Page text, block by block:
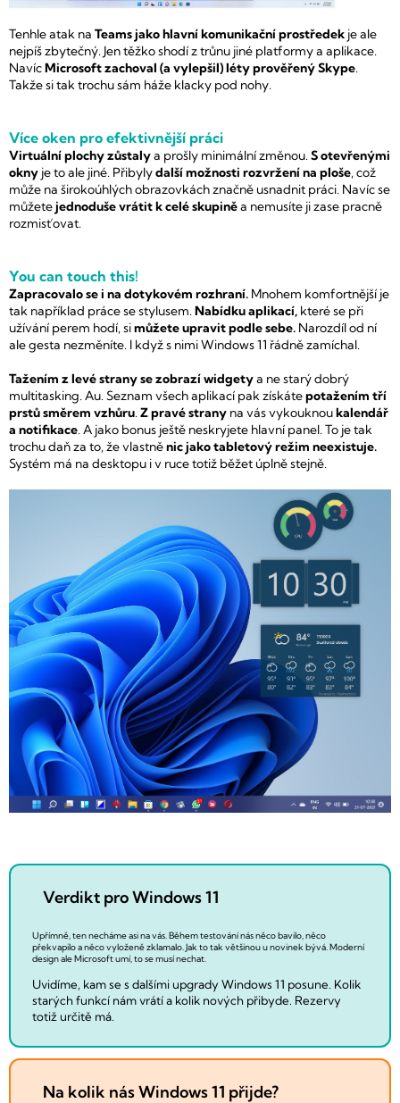
Tenhle atak na Teams jako hlavní komunikační prostředek je ale
nejpíš zbytečný. Jen těžko shodí z trůnu jiné platformy a aplikace.
NavícMicrosoft zachoval (a vylepšil) léty prověřený Skype.
Takže si tak trochu sám háže klacky pod nohy.
Více oken pro efektivnější práci
Virtuální plochy zůstalya prošly minimální změnou.S otevřenými
okny je to ale jiné. Přibylydalší možnosti rozvržení na ploše, což
může na širokoúhlých obrazovkách značně usnadnit práci. Navíc se
můžetejednoduše vrátit k celé skupiněa nemusíte ji zase pracně
rozmisťovat.
You can touch this!
Zapracovalo se i na dotykovém rozhraní. Mnohem komfortnější je
tak například práce se stylusem.Nabídku aplikací, které se při
užívání perem hodí, simůžete upravit podle sebe. Narozdíl od ní
ale gesta nezměníte. I když s nimi Windows 11 řádně zamíchal.
Tažením z levé strany se zobrazí widgetya ne starý dobrý
multitasking. Au. Seznam všech aplikací pak získátepotažením tří
prstů směrem vzhůru.Z pravé strany na vás vykouknoukalendář
a notifikace. A jako bonus ještě neskryjete hlavní panel. To je tak
trochu daň za to, že vlastněnic jako tabletový režim neexistuje.
Systém má na desktopu i v ruce totiž běžet úplně stejně.
Verdikt pro Windows 11
Upřímně, ten necháme asi na vás. Během testování nás něco bavilo, něco
překvapilo a něco vyloženě zklamalo. Jak to tak většinou u novinek bývá. Moderní
design ale Microsoft umí, to se musí nechat.
Uvidíme, kam se s dalšími upgrady Windows 11 posune. Kolik
starých funkcí nám vrátí a kolik nových přibyde. Rezervy
totiž určitě má.
Na kolik nás Windows 11 přijde?